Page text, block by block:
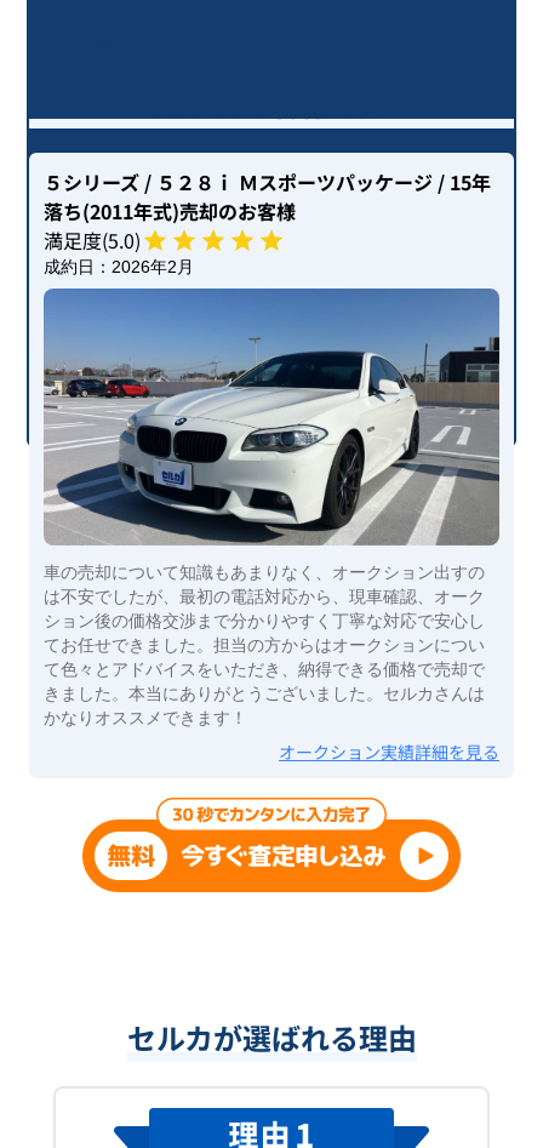
５シリーズ / ５２８ｉ Ｍスポーツパッケージ / 15年
落ち(2011年式)売却のお客様
満足度(5.0)
成約日： 2026年2月
車の売却について知識もあまりなく、オークション出すの
は不安でしたが、最初の電話対応から、現車確認、オーク
ション後の価格交渉まで分かりやすく丁寧な対応で安心し
てお任せできました。担当の方からはオークションについ
て色々とアドバイスをいただき、納得できる価格で売却で
きました。本当にありがとうございました。セルカさんは
かなりオススメできます！
オークション実績詳細を見る
セルカが選ばれる理由